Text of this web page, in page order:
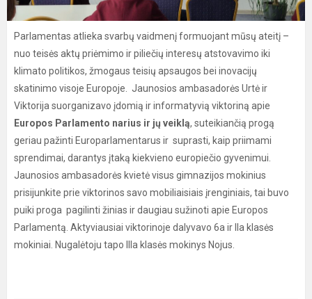
Parlamentas atlieka svarbų vaidmenį formuojant mūsų ateitį –
nuo teisės aktų priėmimo ir piliečių interesų atstovavimo iki
klimato politikos, žmogaus teisių apsaugos bei inovacijų
skatinimo visoje Europoje. Jaunosios ambasadorės Urtė ir
Viktorija suorganizavo įdomią ir informatyvią viktoriną apie
Europos Parlamento narius ir jų veiklą, suteikiančią progą
geriau pažinti Europarlamentarus ir suprasti, kaip priimami
sprendimai, darantys įtaką kiekvieno europiečio gyvenimui.
Jaunosios ambasadorės kvietė visus gimnazijos mokinius
prisijunkite prie viktorinos savo mobiliaisiais įrenginiais, tai buvo
puiki proga pagilinti žinias ir daugiau sužinoti apie Europos
Parlamentą. Aktyviausiai viktorinoje dalyvavo 6a ir IIa klasės
mokiniai. Nugalėtoju tapo IIIa klasės mokinys Nojus.